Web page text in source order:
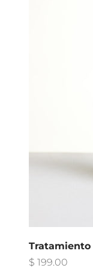
Tratamiento
Precio de
$ 199.00